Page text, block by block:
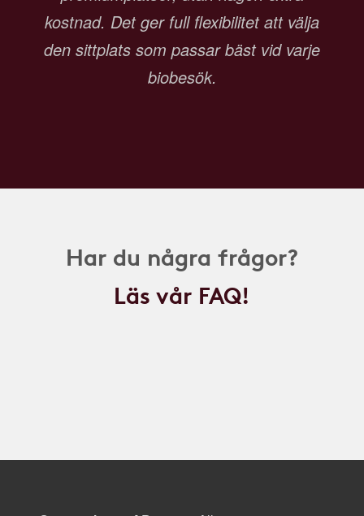
kostnad. Det ger full flexibilitet att välja
den sittplats som passar bäst vid varje
biobesök.
Har du några frågor?
Läs vår FAQ!